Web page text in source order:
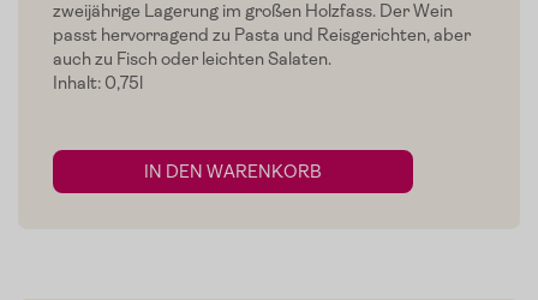
zweijährige Lagerung im großen Holzfass. Der Wein
passt hervorragend zu Pasta und Reisgerichten, aber
auch zu Fisch oder leichten Salaten.
Inhalt: 0,75l
IN DEN WARENKORB